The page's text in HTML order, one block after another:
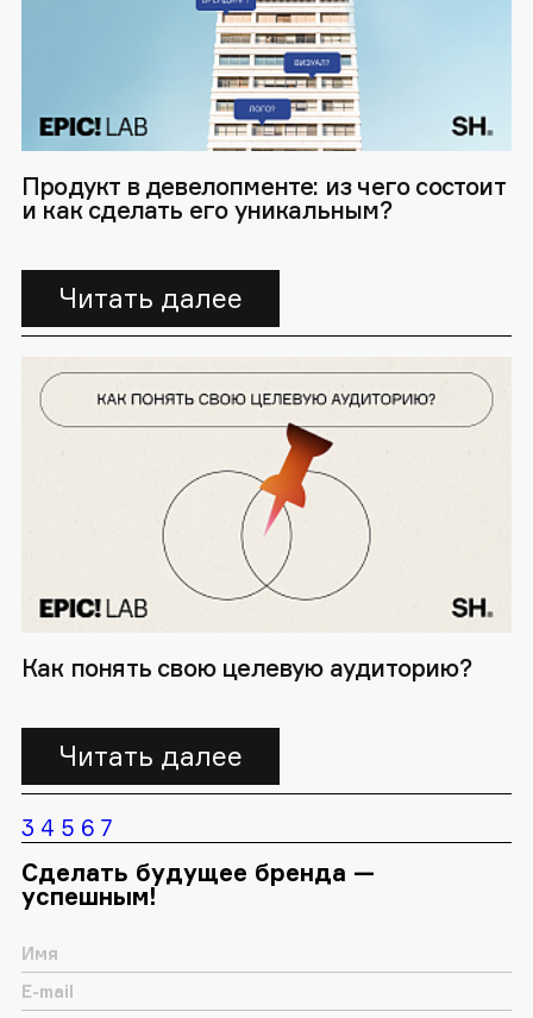
Продукт в девелопменте: из чего состоит
и как сделать его уникальным?
Читать далее
Как понять свою целевую аудиторию?
Читать далее
3 4 5 6 7
Сделать будущее бренда —
успешным!